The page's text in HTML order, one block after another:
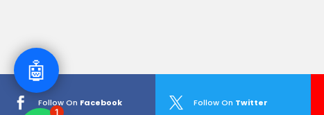
🤖
 Follow On Facebook  Follow On Twitter
1